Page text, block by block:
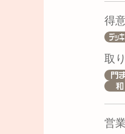
得
取
営